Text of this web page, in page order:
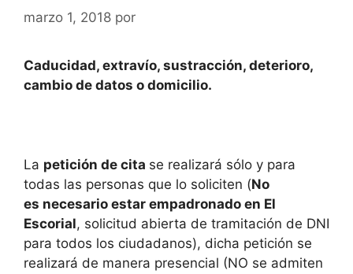
marzo 1, 2018 por
Caducidad, extravío, sustracción, deterioro,
cambio de datos o domicilio.
La petición de cita se realizará sólo y para
todas las personas que lo soliciten (No
es necesario estar empadronado en El
Escorial, solicitud abierta de tramitación de DNI
para todos los ciudadanos), dicha petición se
realizará de manera presencial (NO se admiten